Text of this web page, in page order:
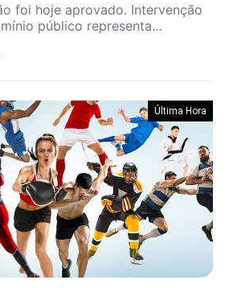
foi hoje aprovado. Intervenção
público representa…
Última Hora